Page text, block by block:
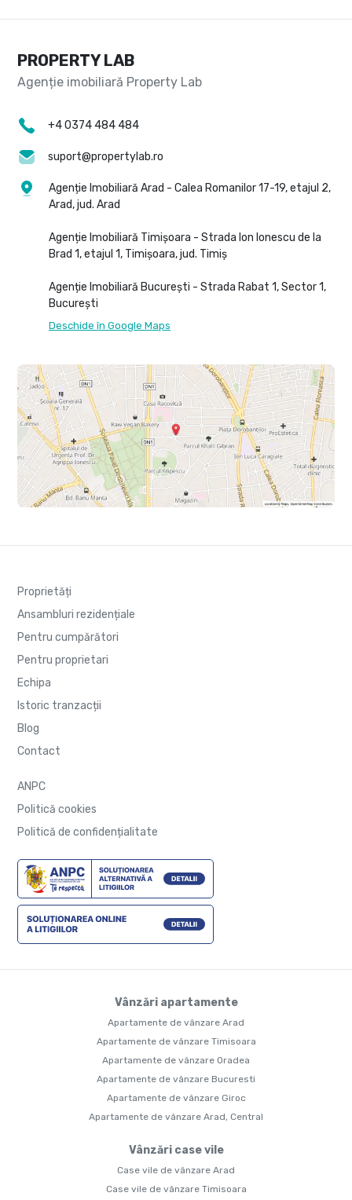
PROPERTY LAB
+4 0374 484 484
suport@propertylab.ro
Agenție Imobiliară Arad - Calea Romanilor 17-19, etajul 2,
Arad, jud. Arad
Agenție Imobiliară Timișoara - Strada Ion Ionescu de la
Brad 1, etajul 1, Timișoara, jud. Timiș
Agenție Imobiliară București - Strada Rabat 1, Sector 1,
București
Deschide în Google Maps
Proprietăți
Ansambluri rezidențiale
Pentru cumpărători
Pentru proprietari
Echipa
Istoric tranzacții
Blog
Contact
ANPC
Politică cookies
Politică de confidențialitate
Vânzări apartamente
Apartamente de vânzare Arad
Apartamente de vânzare Timisoara
Apartamente de vânzare Oradea
Apartamente de vânzare Bucuresti
Apartamente de vânzare Giroc
Apartamente de vânzare Arad, Central
Vânzări case vile
Case vile de vânzare Arad
Case vile de vânzare Timisoara